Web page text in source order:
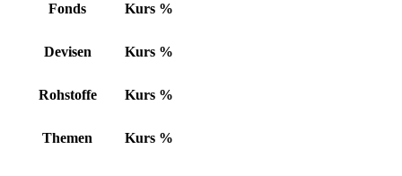
Fonds Kurs %
Devisen Kurs %
Rohstoffe Kurs %
Themen Kurs %